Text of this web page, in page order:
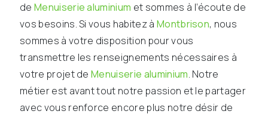
de Menuiserie aluminium et sommes à l’écoute de
vos besoins. Si vous habitez à Montbrison, nous
sommes à votre disposition pour vous
transmettre les renseignements nécessaires à
votre projet deMenuiserie aluminium. Notre
métier est avant tout notre passion et le partager
avec vous renforce encore plus notre désir de